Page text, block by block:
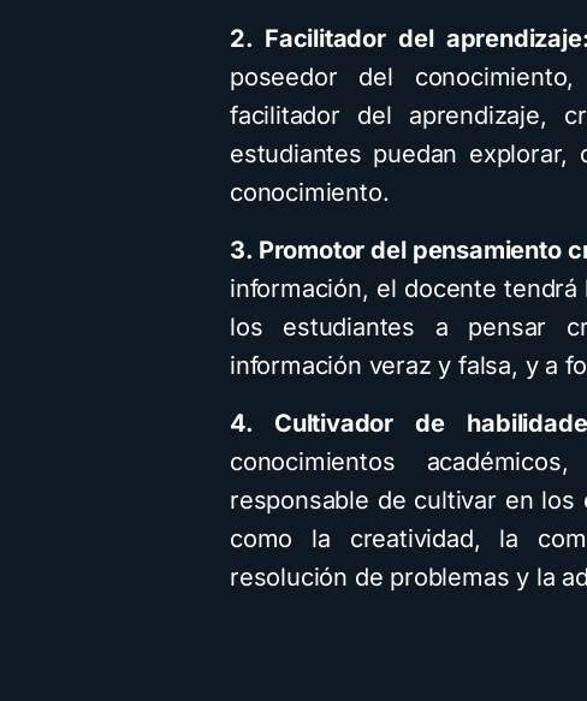
2. Facilitador del aprendizaje:
poseedor del
facilitador del aprendizaje,
estudiantes puedan
conocimiento.
3. Promotor del pensamiento
información, el docente
los estudiantes a pensar
información veraz y falsa, y a
4. Cultivador de
conocimientos
responsable de cultivar en los
como la creatividad, la
resolución de problemas y la
Cómo crear
infantiles ilustrados
inteligencia
usando Gemini y
diferentes estilos
visuales: Descarga
guía PDF
4 minutos de lectura 1,6K